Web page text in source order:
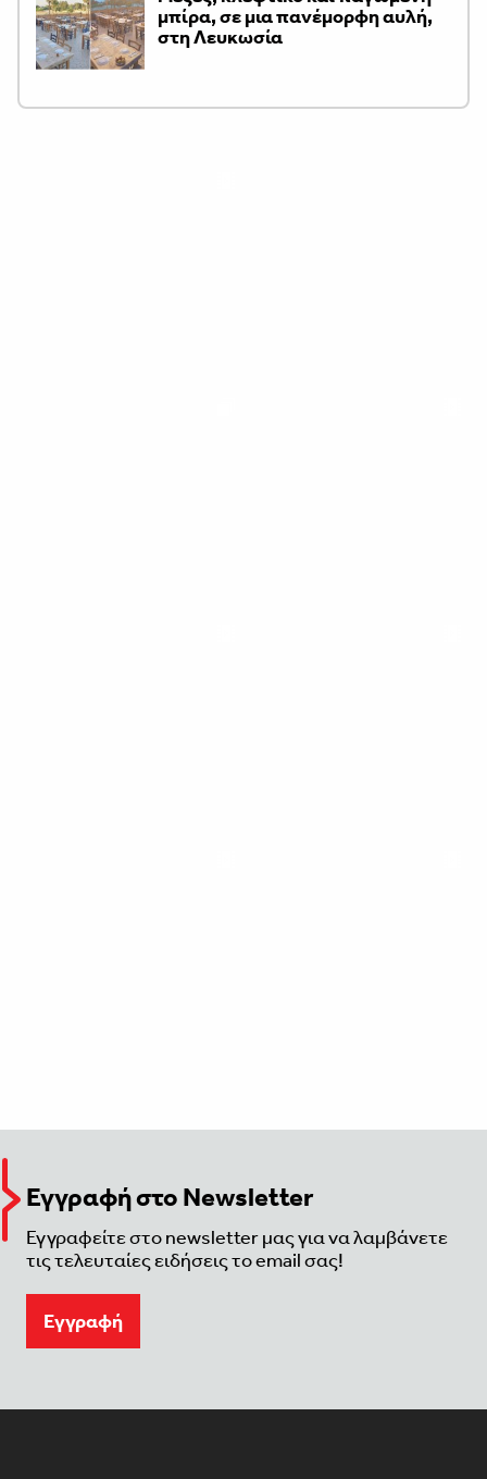
μπίρα, σε μια πανέμορφη αυλή,
στη Λευκωσία
Εγγραφή στο Newsletter
Εγγραφείτε στο newsletter μας για να λαμβάνετε
τις τελευταίες ειδήσεις το email σας!
Eγγραφή